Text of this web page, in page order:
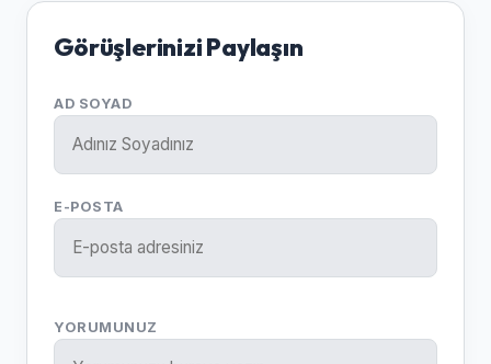
Görüşlerinizi Paylaşın
AD SOYAD
E-POSTA
YORUMUNUZ